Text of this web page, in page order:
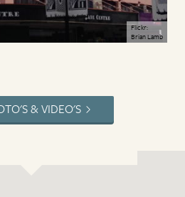
Flickr:
Brian Lamb
& VIDEO'S